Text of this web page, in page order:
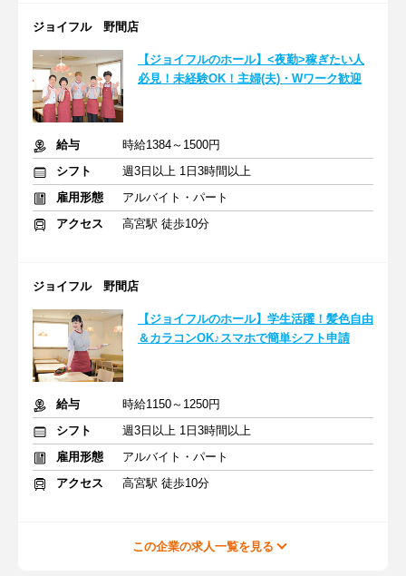
ジョイフル 野間店
【ジョイフルのホール】<夜勤>稼ぎたい人
必見！未経験OK！主婦(夫)・Wワーク歓迎
給与
時給1384～1500円
シフト
週3日以上 1日3時間以上
雇用形態
アルバイト・パート
アクセス
高宮駅 徒歩10分
ジョイフル 野間店
【ジョイフルのホール】学生活躍！髪色自由
＆カラコンOK♪スマホで簡単シフト申請
給与
時給1150～1250円
シフト
週3日以上 1日3時間以上
雇用形態
アルバイト・パート
アクセス
高宮駅 徒歩10分
この企業の求人一覧を見る